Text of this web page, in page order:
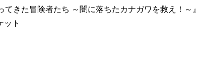
きた冒険者たち ～闇に落ちたカナガワを救え！～』
ット